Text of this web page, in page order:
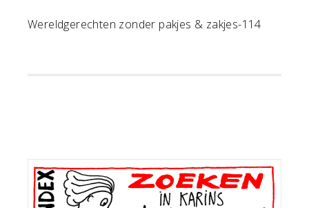
Wereldgerechten zonder pakjes & zakjes-114
Primaire
Sidebar